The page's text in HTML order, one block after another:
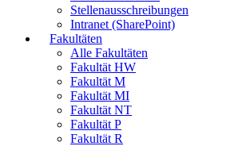
Stellenausschreibungen
Intranet (SharePoint)
Fakultäten
Alle Fakultäten
Fakultät HW
Fakultät M
Fakultät MI
Fakultät NT
Fakultät P
Fakultät R